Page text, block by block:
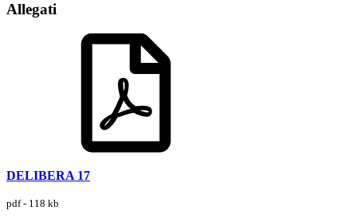
Allegati
DELIBERA 17
pdf - 118 kb